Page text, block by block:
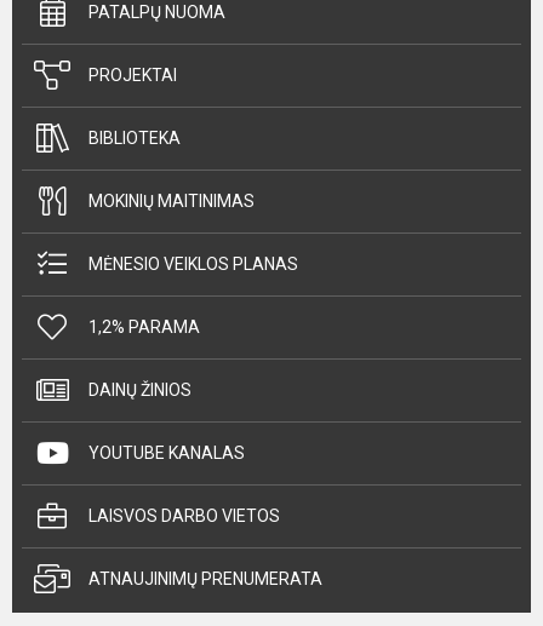
PATALPŲ NUOMA
PROJEKTAI
BIBLIOTEKA
MOKINIŲ MAITINIMAS
MĖNESIO VEIKLOS PLANAS
1,2% PARAMA
DAINŲ ŽINIOS
YOUTUBE KANALAS
LAISVOS DARBO VIETOS
ATNAUJINIMŲ PRENUMERATA